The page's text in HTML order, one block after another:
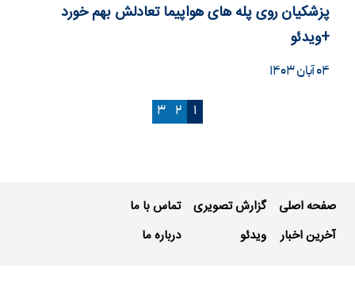
پزشکیان روی پله های هواپیما تعادلش بهم خورد
+ویدئو
۰۴ آبان ۱۴۰۳
۱ ۲ ۳
صفحه اصلی
آخرین اخبار
گزارش تصویری
ویدئو
تماس با ما
درباره ما